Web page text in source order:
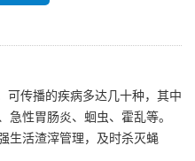
传播的疾病多达几十种，其中
急性胃肠炎、蛔虫、霍乱等。
生活渣滓管理，及时杀灭蝇